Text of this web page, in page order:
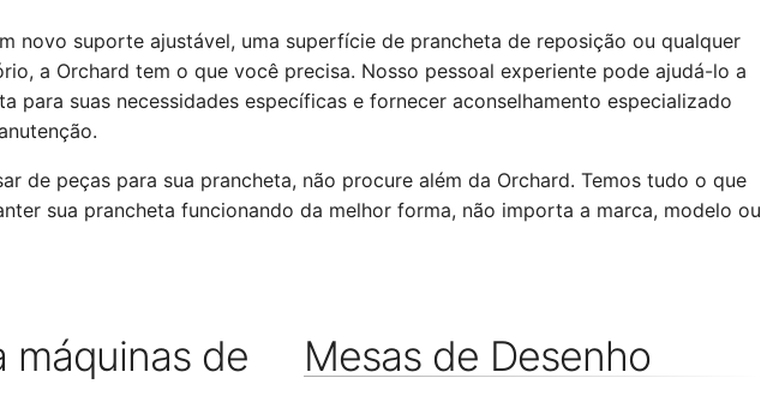
novo suporte ajustável, uma superfície de prancheta de reposição ou qualquer
a Orchard tem o que você precisa. Nosso pessoal experiente pode ajudá-lo a
para suas necessidades específicas e fornecer aconselhamento especializado
de peças para sua prancheta, não procure além da Orchard. Temos tudo o que
sua prancheta funcionando da melhor forma, não importa a marca, modelo ou
máquinas de
Mesas de Desenho